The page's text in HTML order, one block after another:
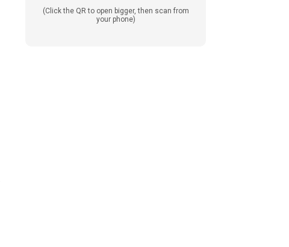
(Click the QR to open bigger, then scan from
your phone)